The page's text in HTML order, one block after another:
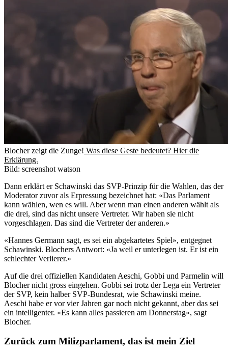
Blocher zeigt die Zunge! Was diese Geste bedeutet? Hier die
Erklärung.
Bild: screenshot watson
Dann erklärt er Schawinski das SVP-Prinzip für die Wahlen, das der
Moderator zuvor als Erpressung bezeichnet hat: «Das Parlament
kann wählen, wen es will. Aber wenn man einen anderen wählt als
die drei, sind das nicht unsere Vertreter. Wir haben sie nicht
vorgeschlagen. Das sind die Vertreter der anderen.»
«Hannes Germann sagt, es sei ein abgekartetes Spiel», entgegnet
Schawinski. Blochers Antwort: «Ja weil er unterlegen ist. Er ist ein
schlechter Verlierer.»
Auf die drei offiziellen Kandidaten Aeschi, Gobbi und Parmelin will
Blocher nicht gross eingehen. Gobbi sei trotz der Lega ein Vertreter
der SVP, kein halber SVP-Bundesrat, wie Schawinski meine.
Aeschi habe er vor vier Jahren gar noch nicht gekannt, aber das sei
ein intelligenter. «Es kann alles passieren am Donnerstag», sagt
Blocher.
Zurück zum Milizparlament, das ist mein Ziel